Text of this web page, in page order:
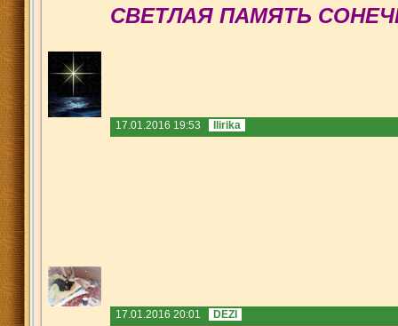
СВЕТЛАЯ ПАМЯТЬ
17.01.2016 19:53 Ilirika
17.01.2016 20:01 DEZI